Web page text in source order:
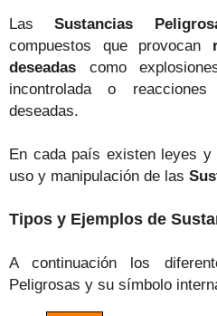
LasSustancias
compuestos que provocan
deseadas como
incontrolada o
deseadas.
En cada país existen leyes y
uso y manipulación de las
Tipos y Ejemplos de
A continuación los
Peligrosas y su símbolo